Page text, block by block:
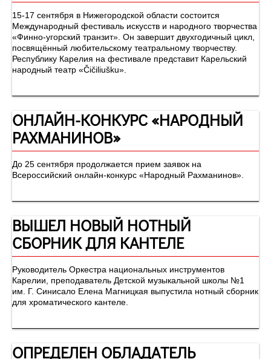
15-17 сентября в Нижегородской области состоится
Международный фестиваль искусств и народного творчества
«Финно-угорский транзит». Он завершит двухгодичный цикл,
посвящённый любительскому театральному творчеству.
Республику Карелия на фестивале представит Карельский
народный театр «Čičiliušku».
ОНЛАЙН-КОНКУРС «НАРОДНЫЙ
РАХМАНИНОВ»
До 25 сентября продолжается прием заявок на
Всероссийский онлайн-конкурс «Народный Рахманинов».
ВЫШЕЛ НОВЫЙ НОТНЫЙ
СБОРНИК ДЛЯ КАНТЕЛЕ
Руководитель Оркестра национальных инструментов
Карелии, преподаватель Детской музыкальной школы №1
им. Г. Синисало Елена Магницкая выпустила нотный сборник
для хроматического кантеле.
ОПРЕДЕЛЕН ОБЛАДАТЕЛЬ